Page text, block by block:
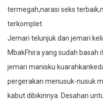
termegah,narasi seks
terkomplet
Jemari telunjuk dan jemari
MbakFhira yang sudah
jemari manisku
pergerakan menusuk-nusuk
kabut dibikinnya. Desahan